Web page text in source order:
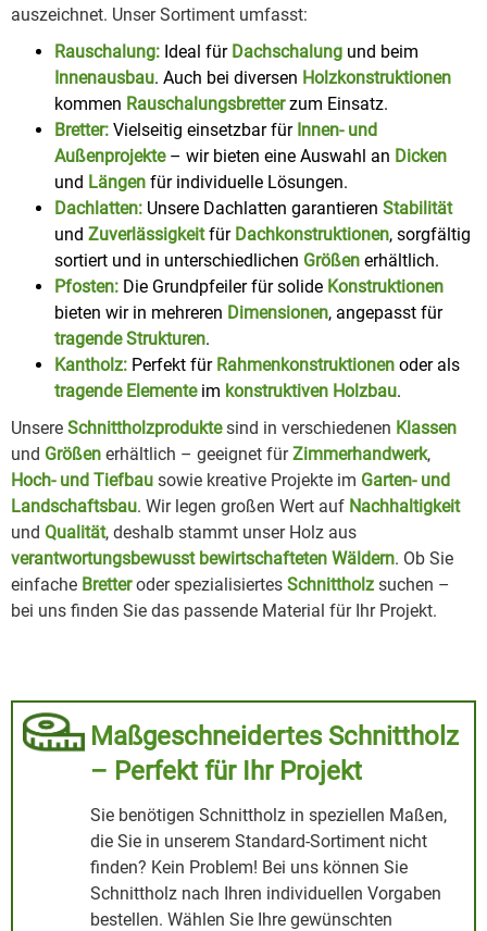
auszeichnet. Unser Sortiment umfasst:
Rauschalung: Ideal für Dachschalung und beim
Innenausbau. Auch bei diversen Holzkonstruktionen
kommen Rauschalungsbretterzum Einsatz.
Bretter: Vielseitig einsetzbar für Innen- und
Außenprojekte– wir bieten eine Auswahl an Dicken
und Längen für individuelle Lösungen.
Dachlatten: Unsere Dachlatten garantieren Stabilität
und Zuverlässigkeitfür Dachkonstruktionen, sorgfältig
sortiert und in unterschiedlichen Größen erhältlich.
Pfosten: Die Grundpfeiler für solide Konstruktionen
bieten wir in mehreren Dimensionen, angepasst für
tragende Strukturen.
Kantholz: Perfekt für Rahmenkonstruktionen oder als
tragende Elementeim konstruktiven Holzbau.
Unsere Schnittholzproduktesind in verschiedenen Klassen
und Größen erhältlich – geeignet fürZimmerhandwerk,
Hoch- und Tiefbau sowie kreative Projekte im Garten- und
Landschaftsbau. Wir legen großen Wert auf Nachhaltigkeit
und Qualität, deshalb stammt unser Holz aus
verantwortungsbewusst bewirtschafteten Wäldern. Ob Sie
einfache Bretteroder spezialisiertes Schnittholz suchen –
bei uns finden Sie das passende Material für Ihr Projekt.
Maßgeschneidertes Schnittholz
– Perfekt für Ihr Projekt
Sie benötigen Schnittholz in speziellen Maßen,
die Sie in unserem Standard-Sortiment nicht
finden? Kein Problem! Bei uns können Sie
Schnittholz nach Ihren individuellen Vorgaben
bestellen. Wählen Sie Ihre gewünschten